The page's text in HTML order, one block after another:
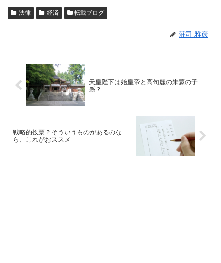
法律 経済 転載ブログ
荘司 雅彦
天皇陛下は始皇帝と高句麗の朱蒙の子
孫？
戦略的投票？そういうものがあるのな
ら、これがおススメ